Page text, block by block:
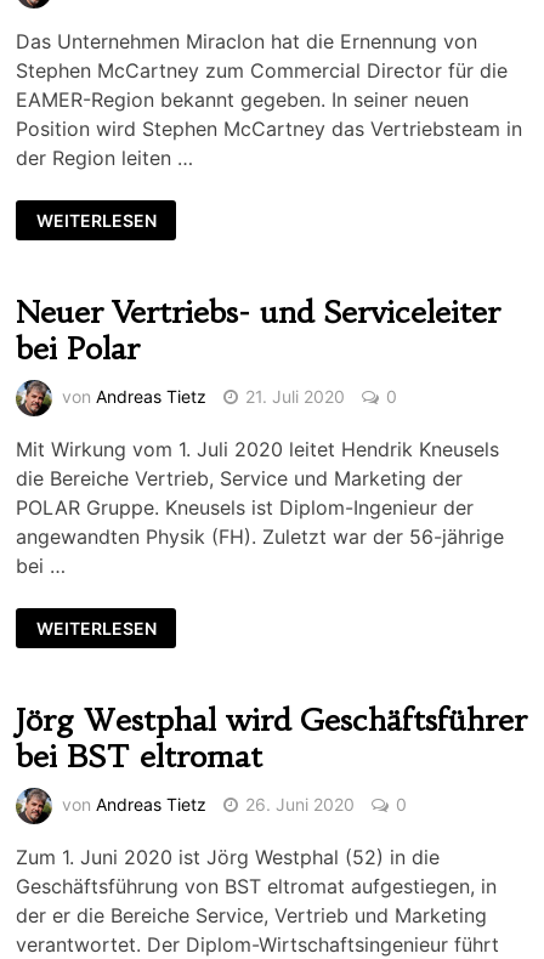
Das Unternehmen Miraclon hat die Ernennung von
Stephen McCartney zum Commercial Director für die
EAMER-Region bekannt gegeben. In seiner neuen
Position wird Stephen McCartney das Vertriebsteam in
der Region leiten …
WEITERLESEN
Neuer Vertriebs- und Serviceleiter
bei Polar
von Andreas Tietz 21. Juli 2020 0
Mit Wirkung vom 1. Juli 2020 leitet Hendrik Kneusels
die Bereiche Vertrieb, Service und Marketing der
POLAR Gruppe. Kneusels ist Diplom-Ingenieur der
angewandten Physik (FH). Zuletzt war der 56-jährige
bei …
WEITERLESEN
Jörg Westphal wird Geschäftsführer
bei BST eltromat
von Andreas Tietz 26. Juni 2020 0
Zum 1. Juni 2020 ist Jörg Westphal (52) in die
Geschäftsführung von BST eltromat aufgestiegen, in
der er die Bereiche Service, Vertrieb und Marketing
verantwortet. Der Diplom-Wirtschaftsingenieur führt